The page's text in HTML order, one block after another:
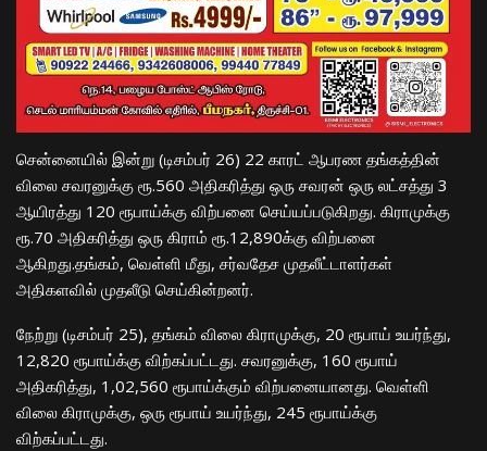
சென்னையில் இன்று (டிசம்பர் 26) 22 காரட் ஆபரண தங்கத்தின்
விலை சவரனுக்கு ரூ.560 அதிகரித்து ஒரு சவரன் ஒரு லட்சத்து 3
ஆயிரத்து 120 ரூபாய்க்கு விற்பனை செய்யப்படுகிறது. கிராமுக்கு
ரூ.70 அதிகரித்து ஒரு கிராம் ரூ.12,890க்கு விற்பனை
ஆகிறது.தங்கம், வெள்ளி மீது, சர்வதேச முதலீட்டாளர்கள்
அதிகளவில் முதலீடு செய்கின்றனர்.
நேற்று (டிசம்பர் 25), தங்கம் விலை கிராமுக்கு, 20 ரூபாய் உயர்ந்து,
12,820 ரூபாய்க்கு விற்கப்பட்டது. சவரனுக்கு, 160 ரூபாய்
அதிகரித்து, 1,02,560 ரூபாய்க்கும் விற்பனையானது. வெள்ளி
விலை கிராமுக்கு, ஒரு ரூபாய் உயர்ந்து, 245 ரூபாய்க்கு
விற்கப்பட்டது.